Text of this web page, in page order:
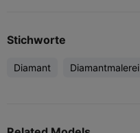
Stichworte
Diamant Diamantmalerei